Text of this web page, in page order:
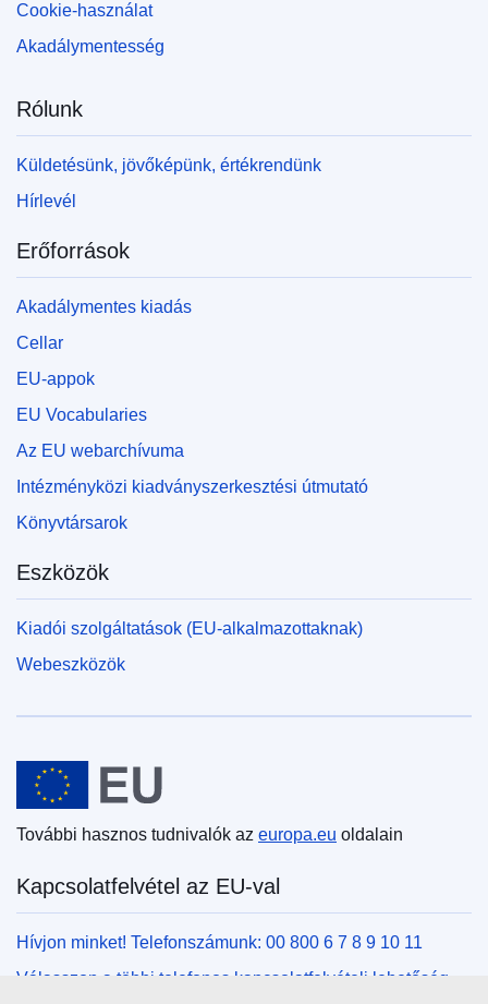
Cookie-használat
Akadálymentesség
Rólunk
Küldetésünk, jövőképünk, értékrendünk
Hírlevél
Erőforrások
Akadálymentes kiadás
Cellar
EU-appok
EU Vocabularies
Az EU webarchívuma
Intézményközi kiadványszerkesztési útmutató
Könyvtársarok
Eszközök
Kiadói szolgáltatások (EU-alkalmazottaknak)
Webeszközök
Európai Unió
További hasznos tudnivalók az europa.eu oldalain
Kapcsolatfelvétel az EU-val
Hívjon minket! Telefonszámunk: 00 800 6 7 8 9 10 11
Válasszon a többi telefonos kapcsolatfelvételi lehetőség